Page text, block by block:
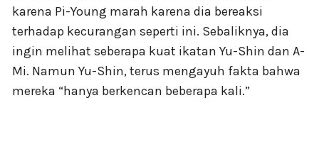
karena Pi-Young marah karena dia bereaksi
terhadap kecurangan seperti ini. Sebaliknya, dia
ingin melihat seberapa kuat ikatan Yu-Shin dan A-
Mi. Namun Yu-Shin, terus mengayuh fakta bahwa
mereka “hanya berkencan beberapa kali.”